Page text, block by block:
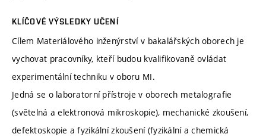
KLÍČOVÉ VÝSLEDKY UČENÍ
Cílem Materiálového inženýrství v bakalářských oborech je
vychovat pracovníky, kteří budou kvalifikovaně ovládat
experimentální techniku v oboru MI.
Jedná se o laboratorní přístroje v oborech metalografie
(světelná a elektronová mikroskopie), mechanické zkoušení,
defektoskopie a fyzikální zkoušení (fyzikální a chemická